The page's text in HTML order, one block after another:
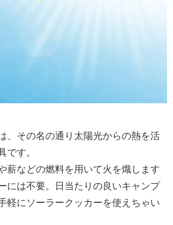
、その名の通り太陽光からの熱を活
です。
薪などの燃料を用いて火を熾します
には不要。日当たりの良いキャンプ
軽にソーラークッカーを使えちゃい